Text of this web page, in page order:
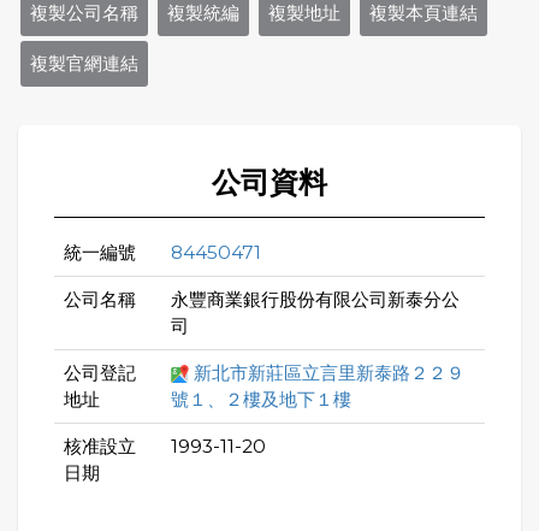
複製公司名稱 複製統編 複製地址 複製本頁連結
複製官網連結
公司資料
統一編號 84450471
公司名稱
永豐商業銀行股份有限公司新泰分公
司
公司登記
地址
新北市新莊區立言里新泰路２２９
號１、２樓及地下１樓
核准設立
日期
1993-11-20